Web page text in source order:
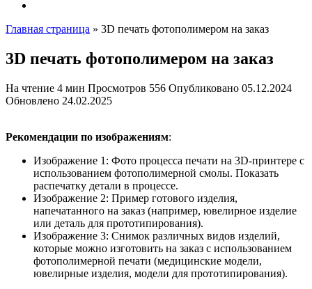
Главная страница » 3D печать фотополимером на заказ
3D печать фотополимером на заказ
На чтение 4 мин Просмотров 556 Опубликовано 05.12.2024
Обновлено 24.02.2025
Рекомендации по изображениям:
Изображение 1: Фото процесса печати на 3D-принтере с
использованием фотополимерной смолы. Показать
распечатку детали в процессе.
Изображение 2: Пример готового изделия,
напечатанного на заказ (например, ювелирное изделие
или деталь для прототипирования).
Изображение 3: Снимок различных видов изделий,
которые можно изготовить на заказ с использованием
фотополимерной печати (медицинские модели,
ювелирные изделия, модели для прототипирования).